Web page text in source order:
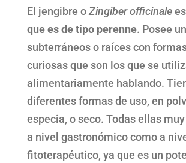
El jengibre oZingiber officinalees
que es de tipo perenne. Posee
subterráneos o raíces con
curiosas que son los que se
alimentariamente hablando.
diferentes formas de uso, en
especia, o seco. Todas ellas
a nivel gastronómico como a
fitoterapéutico, ya que es un